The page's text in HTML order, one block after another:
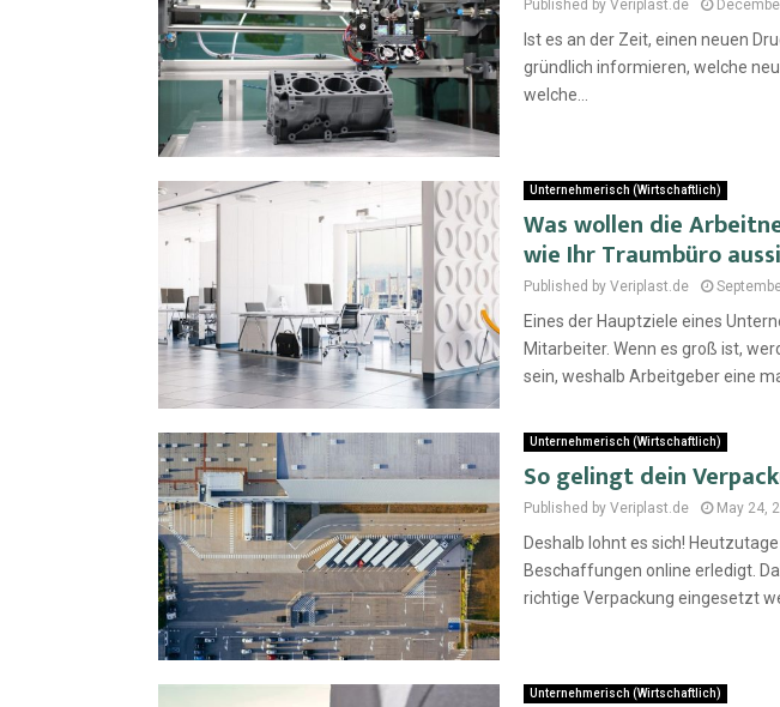
Published by Veriplast.de
Ist es an der Zeit, einen neuen
gründlich informieren, welche
welche...
Unternehmerisch (Wirtschaftlich)
Was wollen die
wie Ihr Traumbüro
Published by Veriplast.de
Eines der Hauptziele eines
Mitarbeiter. Wenn es groß ist,
sein, weshalb Arbeitgeber eine
Unternehmerisch (Wirtschaftlich)
So gelingt dein
Published by Veriplast.de May 24,
Deshalb lohnt es sich!
Beschaffungen online erledigt.
richtige Verpackung eingesetzt
Unternehmerisch (Wirtschaftlich)